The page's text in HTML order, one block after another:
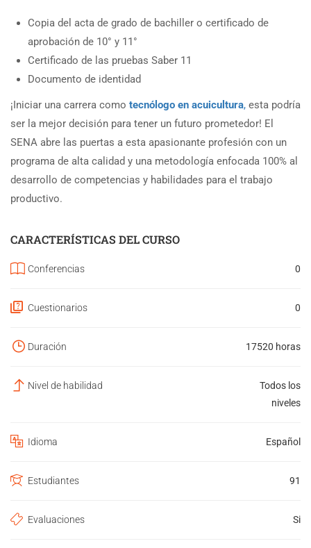
Copia del acta de grado de bachiller o certificado de
aprobación de 10° y 11°
Certificado de las pruebas Saber 11
Documento de identidad
¡Iniciar una carrera como tecnólogo en acuicultura, esta podría
ser la mejor decisión para tener un futuro prometedor! El
SENA abre las puertas a esta apasionante profesión con un
programa de alta calidad y una metodología enfocada 100% al
desarrollo de competencias y habilidades para el trabajo
productivo.
CARACTERÍSTICAS DEL CURSO
Conferencias 0
Cuestionarios 0
Duración 17520 horas
Nivel de habilidad
Todos los
niveles
Idioma Español
Estudiantes 91
Evaluaciones Si